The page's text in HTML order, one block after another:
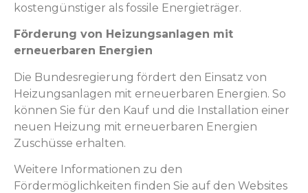
kostengünstiger als fossile Energieträger.
Förderung von Heizungsanlagen mit
erneuerbaren Energien
Die Bundesregierung fördert den Einsatz von
Heizungsanlagen mit erneuerbaren Energien. So
können Sie für den Kauf und die Installation einer
neuen Heizung mit erneuerbaren Energien
Zuschüsse erhalten.
Weitere Informationen zu den
Fördermöglichkeiten finden Sie auf den Websites